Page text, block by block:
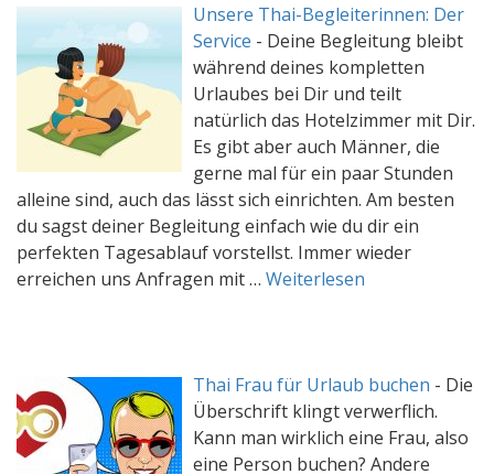
Unsere Thai-Begleiterinnen: Der
Service - Deine Begleitung bleibt
während deines kompletten
Urlaubes bei Dir und teilt
natürlich das Hotelzimmer mit Dir.
Es gibt aber auch Männer, die
gerne mal für ein paar Stunden
alleine sind, auch das lässt sich einrichten. Am besten
du sagst deiner Begleitung einfach wie du dir ein
perfekten Tagesablauf vorstellst. Immer wieder
erreichen uns Anfragen mit … Weiterlesen
Thai Frau für Urlaub buchen - Die
Überschrift klingt verwerflich.
Kann man wirklich eine Frau, also
eine Person buchen? Andere